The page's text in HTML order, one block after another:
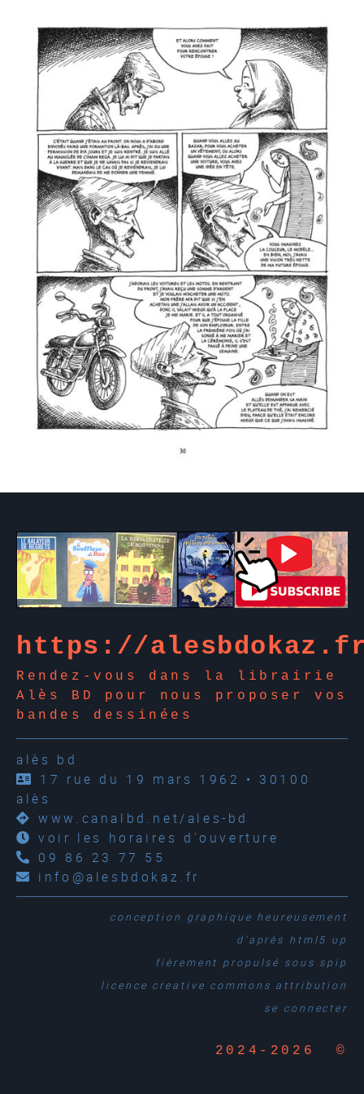
https://
Rendez-vous dans la librairie
Alès BD pour nous proposer vos
bandes dessinées
alès bd
17 rue du 19 mars 1962 • 30100
alès
www.canalbd.net/ales-bd
voir les horaires d'ouverture
09 86 23 77 55
info@alesbdokaz.fr
conception graphique heureusement
d'après html5 up
fièrement propulsé sous spip
licence creative commons attribution
se connecter
2024-2026 ©